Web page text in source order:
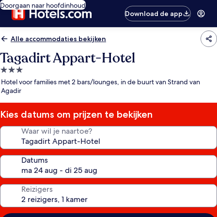
Doorgaan naar hoofdinhoud
Download de app
Alle accommodaties bekijken
Tagadirt Appart-Hotel
3.0-
sterrenaccommodatie
Hotel voor families met 2 bars/lounges, in de buurt van Strand van
Agadir
Kies datums om prijzen te bekijken
Waar wil je naartoe?
Datums
Reizigers